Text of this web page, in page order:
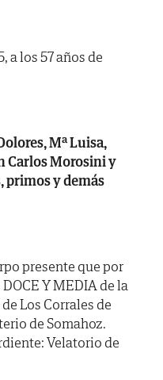
a los 57 años de
Mª Luisa,
Carlos Morosini y
primos y demás
presente que por
Y MEDIA de la
Los Corrales de
de Somahoz.
Velatorio de